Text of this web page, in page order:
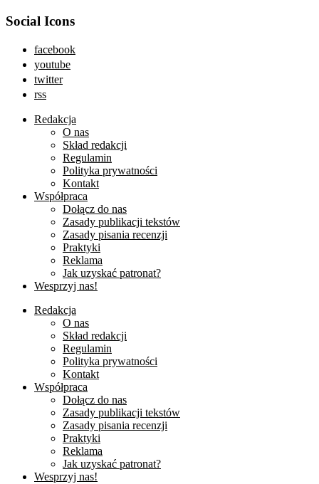
Social Icons
facebook
youtube
twitter
rss
Redakcja
O nas
Skład redakcji
Regulamin
Polityka prywatności
Kontakt
Współpraca
Dołącz do nas
Zasady publikacji tekstów
Zasady pisania recenzji
Praktyki
Reklama
Jak uzyskać patronat?
Wesprzyj nas!
Redakcja
O nas
Skład redakcji
Regulamin
Polityka prywatności
Kontakt
Współpraca
Dołącz do nas
Zasady publikacji tekstów
Zasady pisania recenzji
Praktyki
Reklama
Jak uzyskać patronat?
Wesprzyj nas!